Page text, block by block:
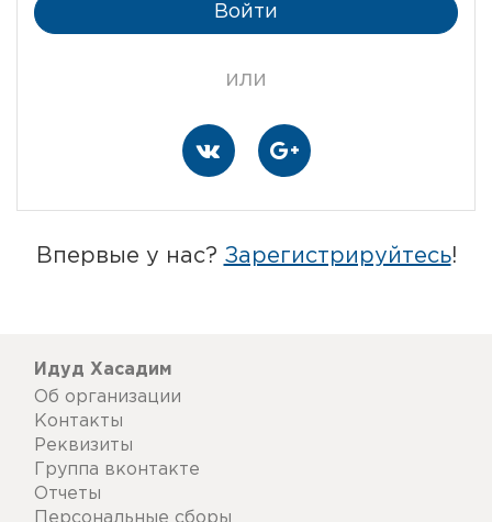
Войти
или
Впервые у нас? Зарегистрируйтесь!
Идуд Хасадим
Об организации
Контакты
Реквизиты
Группа вконтакте
Отчеты
Персональные сборы